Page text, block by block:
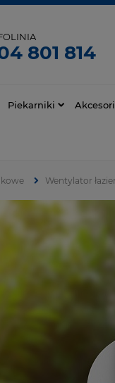
801 814
Piekarniki
Wentylator